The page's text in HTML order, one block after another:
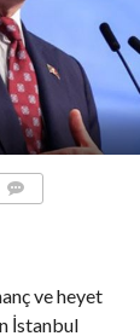
ve heyet
İstanbul